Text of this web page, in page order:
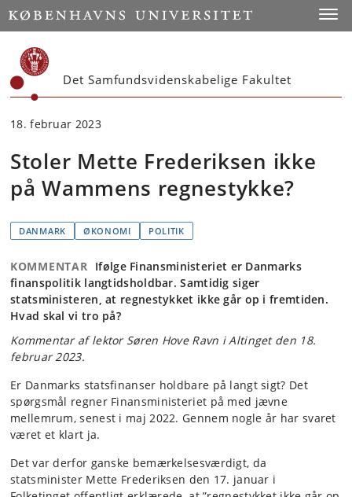
Start
Det Samfundsvidenskabelige Fakultet
18. februar 2023
Stoler Mette Frederiksen ikke
på Wammens regnestykke?
DANMARK ØKONOMI POLITIK
KOMMENTAR Ifølge Finansministeriet er Danmarks
finanspolitik langtidsholdbar. Samtidig siger
statsministeren, at regnestykket ikke går op i fremtiden.
Hvad skal vi tro på?
Kommentar af lektor Søren Hove Ravn i Altinget den 18.
februar 2023.
Er Danmarks statsfinanser holdbare på langt sigt? Det
spørgsmål regner Finansministeriet på med jævne
mellemrum, senest i maj 2022. Gennem nogle år har svaret
været et klart ja.
Det var derfor ganske bemærkelsesværdigt, da
statsminister Mette Frederiksen den 17. januar i